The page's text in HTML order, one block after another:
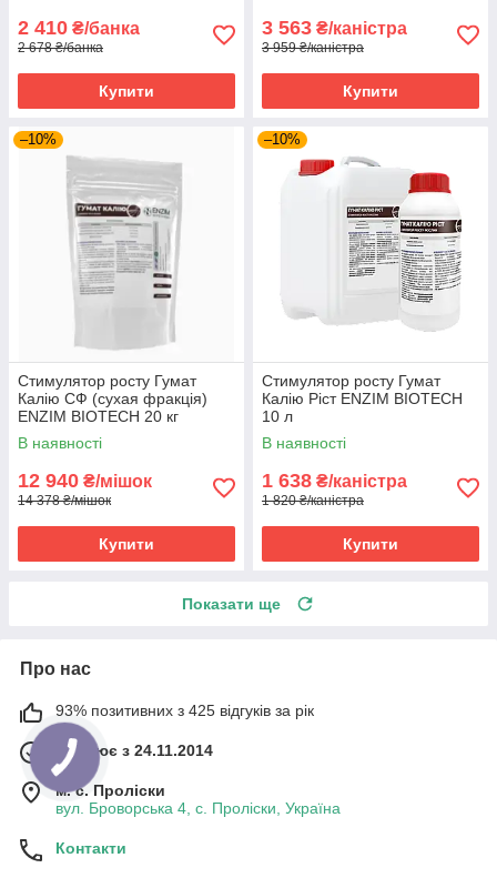
2 410 ₴/банка
2 678 ₴/банка
Купити
3 563 ₴/каністра
3 959 ₴/каністра
Купити
–10%
Стимулятор росту Гумат
Калію СФ (сухая фракція)
ENZIM BIOTECH 20 кг
В наявності
12 940 ₴/мішок
14 378 ₴/мішок
Купити
–10%
Стимулятор росту Гумат
Калію Ріст ENZIM BIOTECH
10 л
В наявності
1 638 ₴/каністра
1 820 ₴/каністра
Купити
Показати ще
Про нас
93% позитивних з 425 відгуків за рік
Працює з 24.11.2014
м. с. Проліски
вул. Броворська 4, с. Проліски, Україна
Контакти